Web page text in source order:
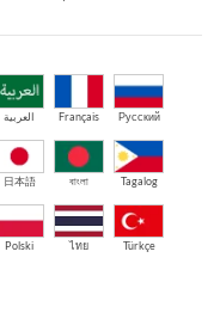
العربية Français Русский
日本語 বাংলা Tagalog
Polski ไทย Türkçe